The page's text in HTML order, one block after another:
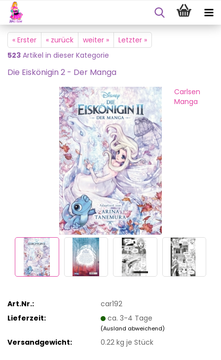
« Erster « zurück weiter »
Letzter »
523 Artikel in dieser Kategorie
Die Eis­kö­ni­gin 2 - Der Manga
Carlsen
Manga
Art.Nr.:
car192
Lieferzeit:
ca. 3-4 Tage
(Ausland abweichend)
Versandgewicht: 0.22 kg je Stück